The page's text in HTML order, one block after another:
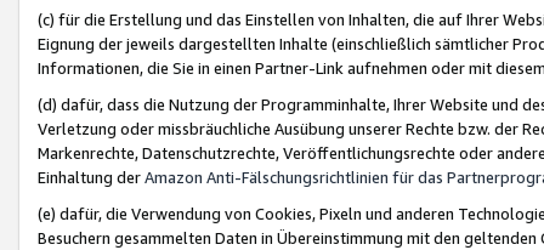
(c) für die Erstellung und das Einstellen von Inhalten, die auf Ihrer
Eignung der jeweils dargestellten Inhalte (einschließlich sämtlicher
Informationen, die Sie in einen Partner-Link aufnehmen oder mit
(d) dafür, dass die Nutzung der Programminhalte, Ihrer Website und
Verletzung oder missbräuchliche Ausübung unserer Rechte bzw. der
Markenrechte, Datenschutzrechte, Veröffentlichungsrechte oder
Einhaltung derAmazon Anti-Fälschungsrichtlinien für das
(e) dafür, die Verwendung von Cookies, Pixeln und anderen
Besuchern gesammelten Daten in Übereinstimmung mit den